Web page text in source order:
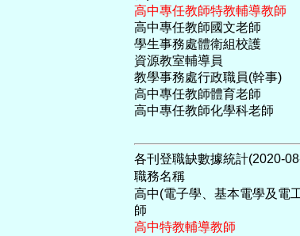
高中專任教師特教輔導教師
高中專任教師國文老師
學生事務處體衛組校護
資源教室輔導員
教學事務處行政職員(幹事)
高中專任教師體育老師
高中專任教師化學科老師
各刊登職缺數據統計(2020-
職務名稱
高中(電子學、基本電學及電
師
高中特教輔導教師